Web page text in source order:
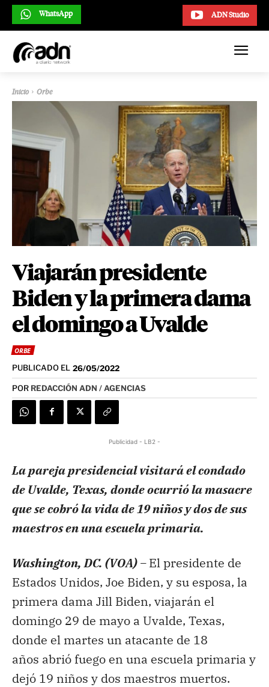
ADN Studio
WhatsApp
Inicio Orbe
Viajarán presidente
Biden y la primera dama
el domingo a Uvalde
ORBE
PUBLICADO EL 26/05/2022
POR REDACCIÓN ADN / AGENCIAS
Publicidad - LB2 -
La pareja presidencial visitará el condado
de Uvalde, Texas, donde ocurrió la masacre
que se cobró la vida de 19 niños y dos de sus
maestros en una escuela primaria.
Washington, DC. (VOA) –El presidente de
Estados Unidos, Joe Biden, y su esposa, la
primera dama Jill Biden, viajarán el
domingo 29 de mayo a Uvalde, Texas,
donde el martes un atacante de 18
años abrió fuego en una escuela primaria y
dejó 19 niños y dos maestros muertos.